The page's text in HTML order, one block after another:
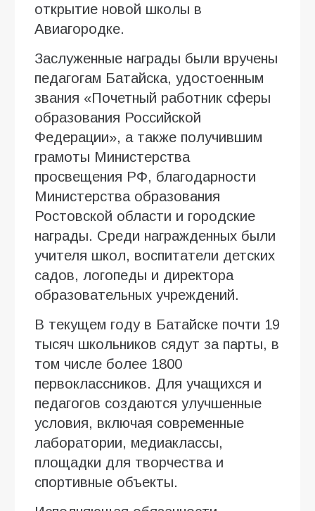
открытие новой школы в
Авиагородке.
Заслуженные награды были вручены
педагогам Батайска, удостоенным
звания «Почетный работник сферы
образования Российской
Федерации», а также получившим
грамоты Министерства
просвещения РФ, благодарности
Министерства образования
Ростовской области и городские
награды. Среди награжденных были
учителя школ, воспитатели детских
садов, логопеды и директора
образовательных учреждений.
В текущем году в Батайске почти 19
тысяч школьников сядут за парты, в
том числе более 1800
первоклассников. Для учащихся и
педагогов создаются улучшенные
условия, включая современные
лаборатории, медиаклассы,
площадки для творчества и
спортивные объекты.